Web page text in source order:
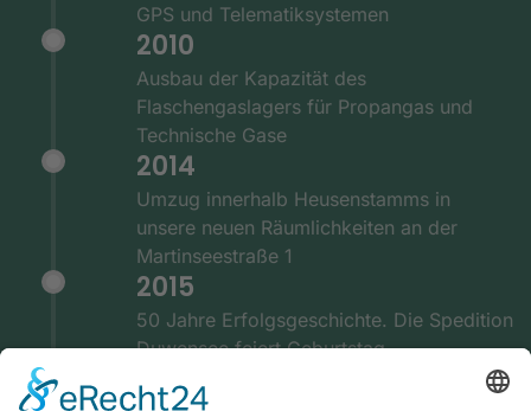
GPS und Telematiksystemen
2010
Ausbau der Kapazität des
Flaschengaslagers für Propangas und
Technische Gase
2014
Umzug innerhalb Heusenstamms in
unsere neuen Räumlichkeiten an der
Martinseestraße 1
2015
50 Jahre Erfolgsgeschichte. Die Spedition
Duwensee feiert Geburtstag
2016